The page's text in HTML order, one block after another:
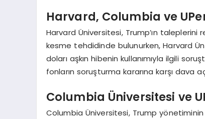
Harvard, Columbia ve
Harvard Üniversitesi, Trump’ın
kesme tehdidinde bulunurken, Harvard
doları aşkın hibenin kullanımıyla ilgili
fonların soruşturma kararına karşı dava
Columbia Üniversitesi ve
Columbia Üniversitesi, Trump